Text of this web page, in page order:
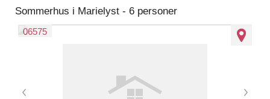
Sommerhus i Marielyst - 6 personer
06575